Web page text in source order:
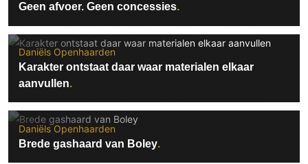
Geen afvoer. Geen concessies
Daniëls Openhaarden
Karakter ontstaat daar waar materialen elkaar
aanvullen
Daniëls Openhaarden
Brede gashaard van Boley